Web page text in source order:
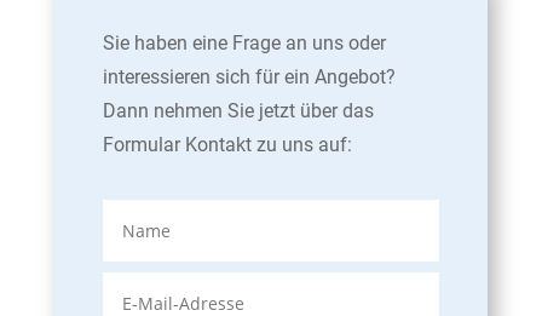
Sie haben eine Frage an uns oder
interessieren sich für ein Angebot?
Dann nehmen Sie jetzt über das
Formular Kontakt zu uns auf: